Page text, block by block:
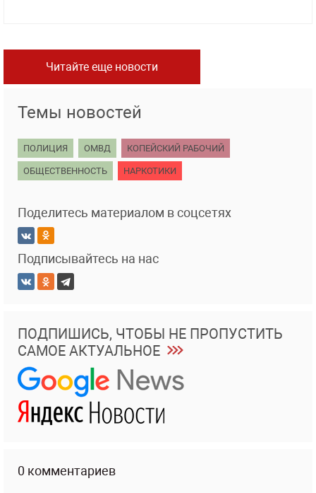
Читайте еще новости
Темы новостей
ПОЛИЦИЯ ОМВД КОПЕЙСКИЙ РАБОЧИЙ
ОБЩЕСТВЕННОСТЬ НАРКОТИКИ
Поделитесь материалом в соцсетях
Подписывайтесь на нас
ПОДПИШИСЬ, ЧТОБЫ НЕ ПРОПУСТИТЬ
САМОЕ АКТУАЛЬНОЕ
0 комментариев